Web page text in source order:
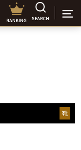
RANKING SEARCH
靴